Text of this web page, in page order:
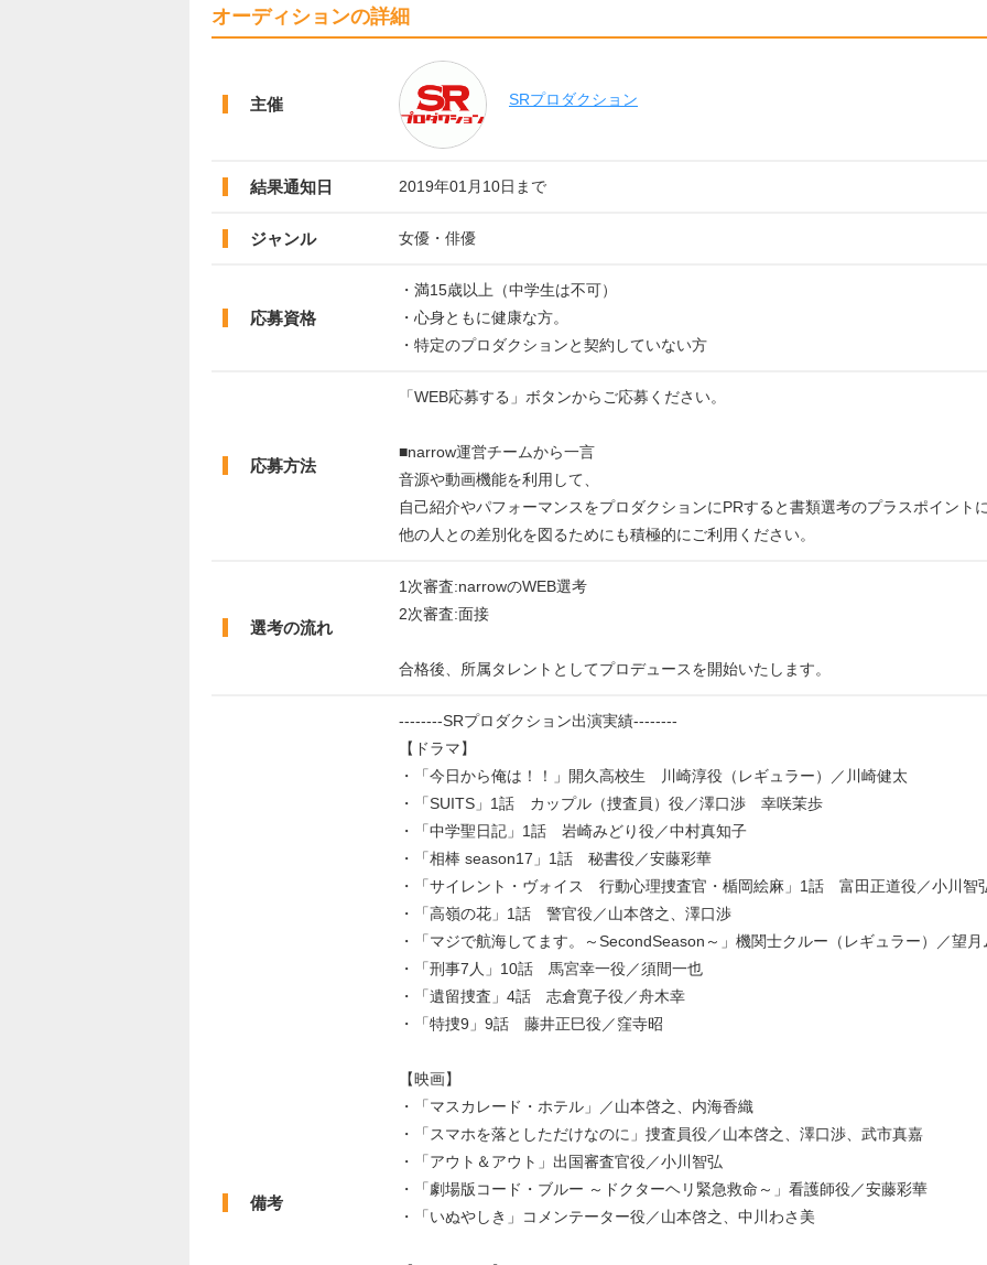
オーディションの詳細
主催 SRプロダクション
結果通知日 2019年01月10日まで
ジャンル 女優・俳優
応募資格
・満15歳以上（中学生は不可）
・心身ともに健康な方。
・特定のプロダクションと契約していない方
応募方法
「WEB応募する」ボタンからご応募ください。
■narrow運営チームから一言
音源や動画機能を利用して、
自己紹介やパフォーマンスをプロダクションにPRすると書類選考のプラスポイント
他の人との差別化を図るためにも積極的にご利用ください。
選考の流れ
1次審査:narrowのWEB選考
2次審査:面接
合格後、所属タレントとしてプロデュースを開始いたします。
備考
--------SRプロダクション出演実績--------
【ドラマ】
・「今日から俺は！！」開久高校生 川崎淳役（レギュラー）／川崎健太
・「SUITS」1話 カップル（捜査員）役／澤口渉 幸咲茉歩
・「中学聖日記」1話 岩崎みどり役／中村真知子
・「相棒 season17」1話 秘書役／安藤彩華
・「サイレント・ヴォイス 行動心理捜査官・楯岡絵麻」1話 富田正道役／小川智
・「高嶺の花」1話 警官役／山本啓之、澤口渉
・「マジで航海してます。～SecondSeason～」機関士クルー（レギュラー）／望月
・「刑事7人」10話 馬宮幸一役／須間一也
・「遺留捜査」4話 志倉寛子役／舟木幸
・「特捜9」9話 藤井正巳役／窪寺昭
【映画】
・「マスカレード・ホテル」／山本啓之、内海香織
・「スマホを落としただけなのに」捜査員役／山本啓之、澤口渉、武市真嘉
・「アウト＆アウト」出国審査官役／小川智弘
・「劇場版コード・ブルー ～ドクターヘリ緊急救命～」看護師役／安藤彩華
・「いぬやしき」コメンテーター役／山本啓之、中川わさ美